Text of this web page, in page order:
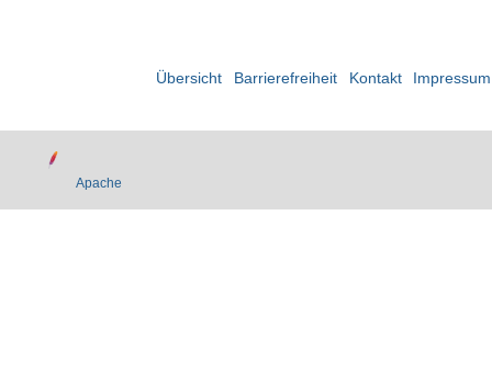
Übersicht Barrierefreiheit Kontakt Impressum
Apache